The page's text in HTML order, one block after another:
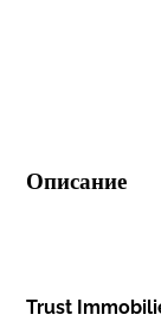
Описание
Trust